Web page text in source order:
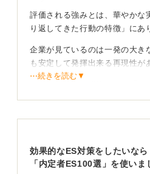
評価される強みとは、華やかな
り返してきた行動の特徴」にあ
企業が見ているのは一発の大き
も安定して発揮出来る再現性が
自分にとっては当たり前のこと
3つの棚卸しで強みを具体的
⋯続きを読む▼
効果的なES対策をしたいなら
「内定者ES100選」を使いま